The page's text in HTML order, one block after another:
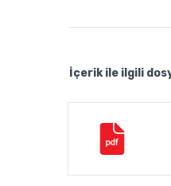
İçerik ile ilgili